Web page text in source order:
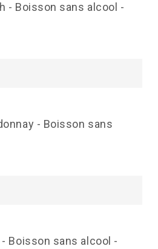
- Boisson sans alcool -
- Boisson sans
- Boisson sans alcool -